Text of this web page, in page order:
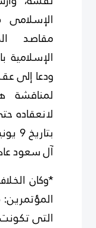
مقاصد
الإسلامية
ودعا إلى
لمناقشة
لانعقاده
آل سعود
المؤتمرين:
التى